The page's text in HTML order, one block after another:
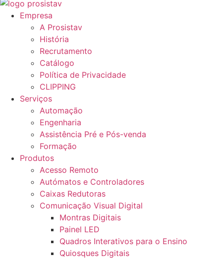
Empresa
A Prosistav
História
Recrutamento
Catálogo
Política de Privacidade
CLIPPING
Serviços
Automação
Engenharia
Assistência Pré e Pós-venda
Formação
Produtos
Acesso Remoto
Autómatos e Controladores
Caixas Redutoras
Comunicação Visual Digital
Montras Digitais
Painel LED
Quadros Interativos para o Ensino
Quiosques Digitais